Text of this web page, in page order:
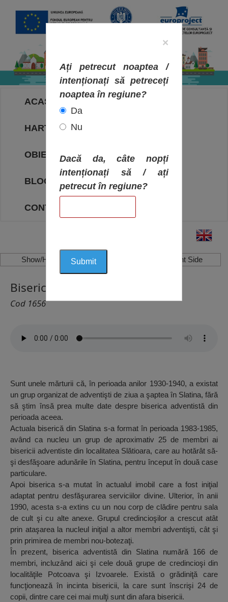
ACASA
HARTA OBIECTIVELOR
OBIECTIVE
BLOG
CONTACT
Show/Hide Left Side Show/Hide Right Side
Biserica Adventistă, Slatina
Cod 1656
Sunt unele mărturii că, în perioada anilor 1930-1940, a existat
un grup organizat de adventişti de ziua a şaptea în Slatina, fără
să ştim însă prea multe date despre biserica adventistă din
perioada aceea.
Actuala biserică din Slatina s-a format în perioada 1983-1985,
având ca nucleu un grup de aproximativ 25 de membri ai
bisericii adventiste din localitatea Slătioara, care au hotărât să-
şi desfăşoare adunările în Slatina, pentru început în două case
particulare.
Apoi biserica s-a mutat în actualul imobil care a fost iniţial
adaptat pentru desfăşurarea serviciilor divine. Ulterior, în anii
1990, acesta s-a extins cu un nou corp de clădire pentru sala
de cult şi cu alte anexe. Grupul credincioşilor a crescut atât
prin ataşarea la nucleul iniţial a altor membri adventişti, cât şi
prin primirea de membri nou-botezaţi.
În prezent, biserica adventistă din Slatina numără 166 de
membri, incluzând aici şi cele două grupe de credincioşi din
localităţile Potcoava şi Izvoarele. Există o grădiniţă care
funcţionează în incinta bisericii, la care sunt înscrişi 24 de
copii, dintre care cei mai mulţi sunt din afara bisericii.
×
Ați petrecut noaptea /
intenționați să petreceți
noaptea în regiune?
Da
Nu
Dacă da, câte nopți
intenționați să / ați
petrecut în regiune?